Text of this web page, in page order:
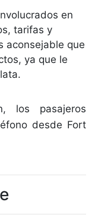
en
tarifas y
aconsejable que
ya que le
los pasajeros
desde Fort